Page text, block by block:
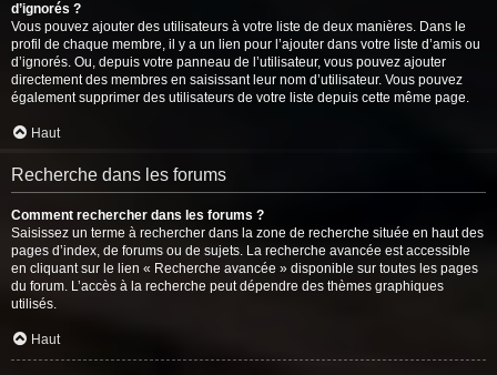
d’ignorés ?
Vous pouvez ajouter des utilisateurs à votre liste de deux manières. Dans le
profil de chaque membre, il y a un lien pour l’ajouter dans votre liste d’amis ou
d’ignorés. Ou, depuis votre panneau de l’utilisateur, vous pouvez ajouter
directement des membres en saisissant leur nom d’utilisateur. Vous pouvez
également supprimer des utilisateurs de votre liste depuis cette même page.
Haut
Recherche dans les forums
Comment rechercher dans les forums ?
Saisissez un terme à rechercher dans la zone de recherche située en haut des
pages d’index, de forums ou de sujets. La recherche avancée est accessible
en cliquant sur le lien « Recherche avancée » disponible sur toutes les pages
du forum. L’accès à la recherche peut dépendre des thèmes graphiques
utilisés.
Haut